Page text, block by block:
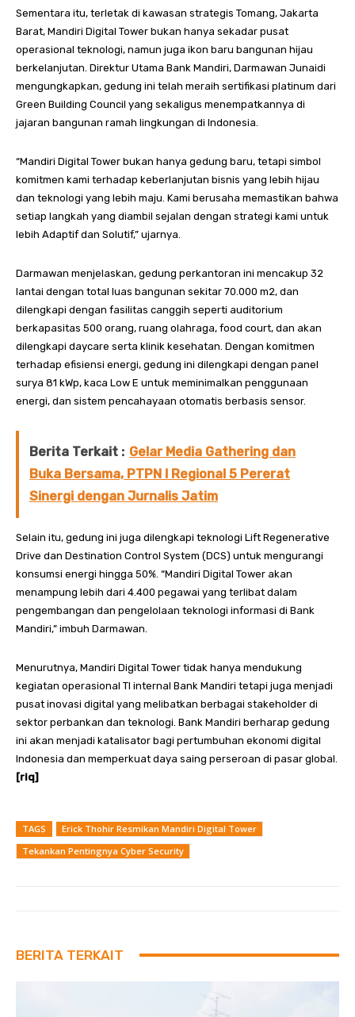
Sementara itu, terletak di kawasan strategis Tomang, Jakarta
Barat, Mandiri Digital Tower bukan hanya sekadar pusat
operasional teknologi, namun juga ikon baru bangunan hijau
berkelanjutan. Direktur Utama Bank Mandiri, Darmawan Junaidi
mengungkapkan, gedung ini telah meraih sertifikasi platinum dari
Green Building Council yang sekaligus menempatkannya di
jajaran bangunan ramah lingkungan di Indonesia.
“Mandiri Digital Tower bukan hanya gedung baru, tetapi simbol
komitmen kami terhadap keberlanjutan bisnis yang lebih hijau
dan teknologi yang lebih maju. Kami berusaha memastikan bahwa
setiap langkah yang diambil sejalan dengan strategi kami untuk
lebih Adaptif dan Solutif,” ujarnya.
Darmawan menjelaskan, gedung perkantoran ini mencakup 32
lantai dengan total luas bangunan sekitar 70.000 m2, dan
dilengkapi dengan fasilitas canggih seperti auditorium
berkapasitas 500 orang, ruang olahraga, food court, dan akan
dilengkapi daycare serta klinik kesehatan. Dengan komitmen
terhadap efisiensi energi, gedung ini dilengkapi dengan panel
surya 81 kWp, kaca Low E untuk meminimalkan penggunaan
energi, dan sistem pencahayaan otomatis berbasis sensor.
Berita Terkait : Gelar Media Gathering dan
Buka Bersama, PTPN I Regional 5 Pererat
Sinergi dengan Jurnalis Jatim
Selain itu, gedung ini juga dilengkapi teknologi Lift Regenerative
Drive dan Destination Control System (DCS) untuk mengurangi
konsumsi energi hingga 50%. “Mandiri Digital Tower akan
menampung lebih dari 4.400 pegawai yang terlibat dalam
pengembangan dan pengelolaan teknologi informasi di Bank
Mandiri,” imbuh Darmawan.
Menurutnya, Mandiri Digital Tower tidak hanya mendukung
kegiatan operasional TI internal Bank Mandiri tetapi juga menjadi
pusat inovasi digital yang melibatkan berbagai stakeholder di
sektor perbankan dan teknologi. Bank Mandiri berharap gedung
ini akan menjadi katalisator bagi pertumbuhan ekonomi digital
Indonesia dan memperkuat daya saing perseroan di pasar global.
[riq]
TAGS
Erick Thohir Resmikan Mandiri Digital Tower
Tekankan Pentingnya Cyber Security
BERITA TERKAIT